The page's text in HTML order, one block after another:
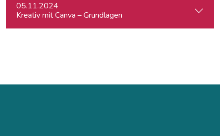
05.11.2024
Kreativ mit Canva – Grundlagen